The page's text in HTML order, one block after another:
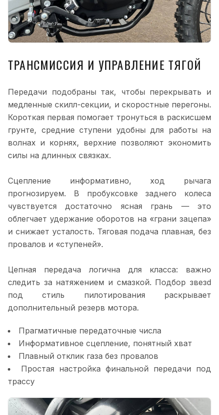
ТРАНСМИССИЯ И УПРАВЛЕНИЕ ТЯГОЙ
Передачи подобраны так, чтобы перекрывать и
медленные скилл-секции, и скоростные перегоны.
Короткая первая помогает тронуться в раскисшем
грунте, средние ступени удобны для работы на
волнах и корнях, верхние позволяют экономить
силы на длинных связках.
Сцепление информативно, ход рычага
прогнозируем. В пробуксовке заднего колеса
чувствуется достаточно ясная грань — это
облегчает удержание оборотов на «грани зацепа»
и снижает усталость. Тяговая подача плавная, без
провалов и «ступеней».
Цепная передача логична для класса: важно
следить за натяжением и смазкой. Подбор звезd
под стиль пилотирования раскрывает
дополнительный резерв мотора.
Прагматичные передаточные числа
Информативное сцепление, понятный хват
Плавный отклик газа без провалов
Простая настройка финальной передачи под
трассу